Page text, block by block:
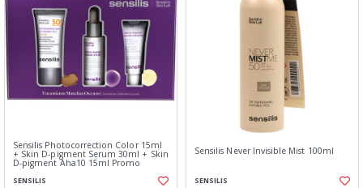
Sensilis Photocorrection Color 15ml
+ Skin D-pigment Serum 30ml + Skin
D-pigment Aha10 15ml Promo
SENSILIS
Sensilis Never Invisible Mist 100ml
SENSILIS